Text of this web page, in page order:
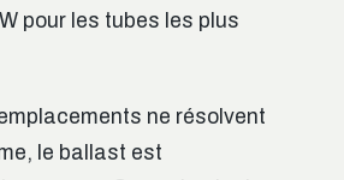
pour les tubes les plus
ne résolvent
le ballast est